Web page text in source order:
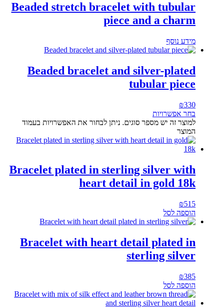
Beaded stretch bracelet with tubular
piece and a charm
מידע נוסף
Beaded bracelet and silver-plated
tubular piece
₪330
בחר אפשרויות
למוצר זה יש מספר סוגים. ניתן לבחור את האפשרויות בעמוד
המוצר
Bracelet plated in sterling silver with
heart detail in gold 18k
₪515
הוספה לסל
Bracelet with heart detail plated in
sterling silver
₪385
הוספה לסל